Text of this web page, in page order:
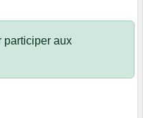
participer aux